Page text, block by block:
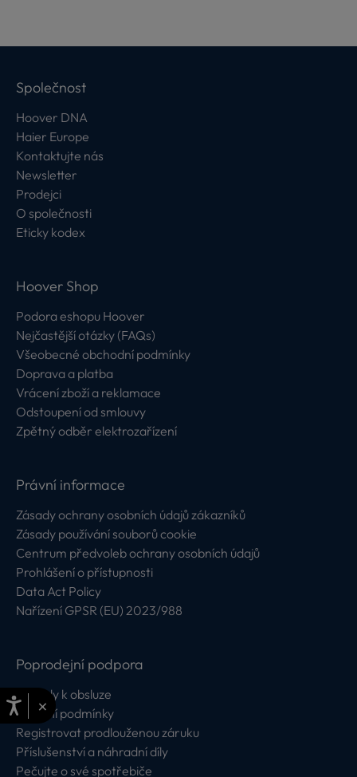
Společnost
Hoover DNA
Haier Europe
Kontaktujte nás
Newsletter
Prodejci
O společnosti
Eticky kodex
Hoover Shop
Podora eshopu Hoover
Nejčastější otázky (FAQs)
Všeobecné obchodní podmínky
Doprava a platba
Vrácení zboží a reklamace
Odstoupení od smlouvy
Zpětný odběr elektrozařízení
Právní informace
Zásady ochrany osobních údajů zákazníků
Zásady používání souborů cookie
Centrum předvoleb ochrany osobních údajů
Prohlášení o přístupnosti
Data Act Policy
Nařízení GPSR (EU) 2023/988
Poprodejní podpora
Návody k obsluze
Záruční podmínky
Registrovat prodlouženou záruku
Příslušenství a náhradní díly
Pečujte o své spotřebiče
×